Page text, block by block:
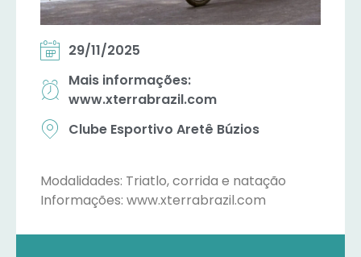
29/11/2025
Mais informações:
www.xterrabrazil.com
Clube Esportivo Aretê Búzios
Modalidades: Triatlo, corrida e natação
Informações: www.xterrabrazil.com